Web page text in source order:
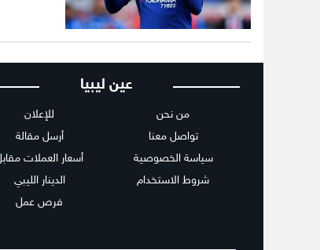
عين ليبيا
من نحن
تواصل معنا
سياسة الخصوصية
شروط الاستخدام
للإعلان
أرسل مقالة
أسعار العملات
الدينار الليبي
فرص عمل